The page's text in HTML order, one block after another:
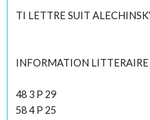
TI LETTRE SUIT
INFORMATION LITTERAIRE
48 3 P 29
58 4 P 25